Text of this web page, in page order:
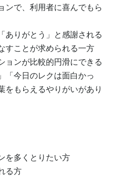
ンで、利用者に喜んでもら
ありがとう」と感謝される
すことが求められる一方
ョンが比較的円滑にできる
「今日のレクは面白かっ
をもらえるやりがいがあり
を多くとりたい方
る方